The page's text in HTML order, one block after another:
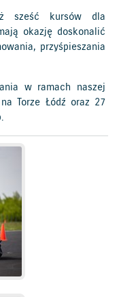
sześć kursów dla
okazję doskonalić
przyśpieszania
w ramach naszej
Torze Łódź oraz 27